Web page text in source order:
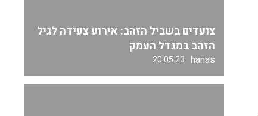
צועדים בשביל הזהב: אירוע צעידה לגיל
הזהב במגדל העמק
hanas
20.05.23